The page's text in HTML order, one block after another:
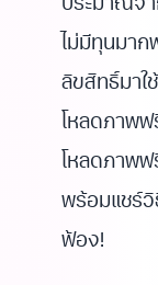
ประมาณจ
ไม่มีทุนมาก
ลิขสิทธิ์มาใ
โหลดภาพฟ
โหลดภาพฟ
พร้อมแชร์วิ
ฟ้อง!